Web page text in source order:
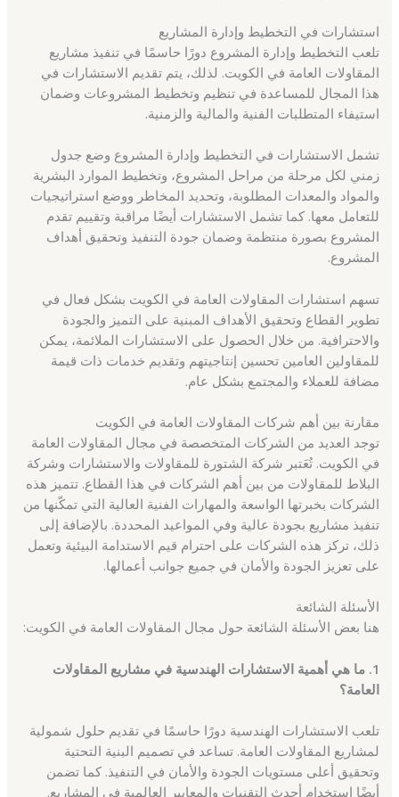
استشارات في التخطيط وإدارة المشاريع
تلعب التخطيط وإدارة المشروع دورًا حاسمًا في تنفيذ مشاريع
المقاولات العامة في الكويت. لذلك، يتم تقديم الاستشارات في
هذا المجال للمساعدة في تنظيم وتخطيط المشروعات وضمان
استيفاء المتطلبات الفنية والمالية والزمنية.
تشمل الاستشارات في التخطيط وإدارة المشروع وضع جدول
زمني لكل مرحلة من مراحل المشروع، وتخطيط الموارد البشرية
والمواد والمعدات المطلوبة، وتحديد المخاطر ووضع استراتيجيات
للتعامل معها. كما تشمل الاستشارات أيضًا مراقبة وتقييم تقدم
المشروع بصورة منتظمة وضمان جودة التنفيذ وتحقيق أهداف
المشروع.
تسهم استشارات المقاولات العامة في الكويت بشكل فعال في
تطوير القطاع وتحقيق الأهداف المبنية على التميز والجودة
والاحترافية. من خلال الحصول على الاستشارات الملائمة، يمكن
للمقاولين العامين تحسين إنتاجيتهم وتقديم خدمات ذات قيمة
مضافة للعملاء والمجتمع بشكل عام.
مقارنة بين أهم شركات المقاولات العامة في الكويت
توجد العديد من الشركات المتخصصة في مجال المقاولات العامة
في الكويت. تُعَتبر شركة الشتورة للمقاولات والاستشارات وشركة
البلاط للمقاولات من بين أهم الشركات في هذا القطاع. تتميز هذه
الشركات بخبرتها الواسعة والمهارات الفنية العالية التي تمكّنها من
تنفيذ مشاريع بجودة عالية وفي المواعيد المحددة. بالإضافة إلى
ذلك، تركز هذه الشركات على احترام قيم الاستدامة البيئية وتعمل
على تعزيز الجودة والأمان في جميع جوانب أعمالها.
الأسئلة الشائعة
هنا بعض الأسئلة الشائعة حول مجال المقاولات العامة في الكويت:
1. ما هي أهمية الاستشارات الهندسية في مشاريع المقاولات
العامة؟
تلعب الاستشارات الهندسية دورًا حاسمًا في تقديم حلول شمولية
لمشاريع المقاولات العامة. تساعد في تصميم البنية التحتية
وتحقيق أعلى مستويات الجودة والأمان في التنفيذ. كما تضمن
أيضًا استخدام أحدث التقنيات والمعايير العالمية في المشاريع.